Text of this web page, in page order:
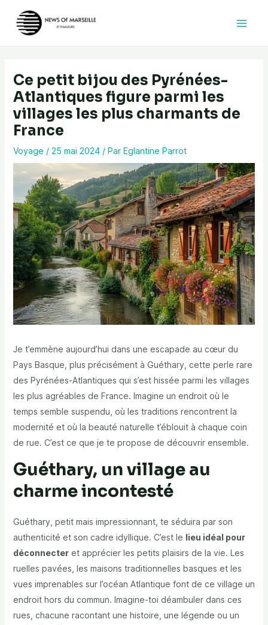
contenu
Ce petit bijou des Pyrénées-
Atlantiques figure parmi les
villages les plus charmants de
France
Voyage / 25 mai 2024 / Par Eglantine Parrot
Je t’emmène aujourd’hui dans une escapade au cœur du
Pays Basque, plus précisément à Guéthary, cette perle rare
des Pyrénées-Atlantiques qui s’est hissée parmi les villages
les plus agréables de France. Imagine un endroit où le
temps semble suspendu, où les traditions rencontrent la
modernité et où la beauté naturelle t’éblouit à chaque coin
de rue. C’est ce que je te propose de découvrir ensemble.
Guéthary, un village au
charme incontesté
Guéthary, petit mais impressionnant, te séduira par son
authenticité et son cadre idyllique. C’est le lieu idéal pour
déconnecteret apprécier les petits plaisirs de la vie. Les
ruelles pavées, les maisons traditionnelles basques et les
vues imprenables sur l’océan Atlantique font de ce village un
endroit hors du commun. Imagine-toi déambuler dans ces
rues, chacune racontant une histoire, une légende ou un